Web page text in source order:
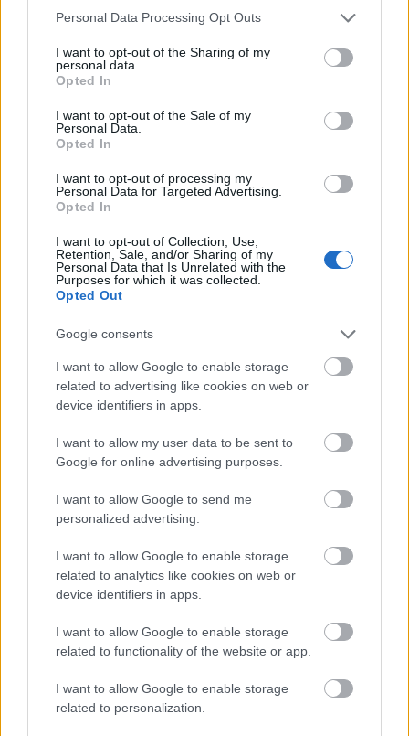
Please note that this website/app uses one or more Google
not limited to your visit or usage behaviour. You may click to
grant or deny consent to Google and its third-party tags to
use your data for below specified purposes in below Google
consent section.
Personal Data Processing Opt Outs
I want to opt-out of the Sharing of my
personal data.
Opted In
I want to opt-out of the Sale of my
Personal Data.
Opted In
I want to opt-out of processing my
Personal Data for Targeted Advertising.
Opted In
I want to opt-out of Collection, Use,
Retention, Sale, and/or Sharing of my
Personal Data that Is Unrelated with the
Purposes for which it was collected.
Opted Out
Google consents
I want to allow Google to enable storage
related to advertising like cookies on web or
device identifiers in apps.
I want to allow my user data to be sent to
Google for online advertising purposes.
I want to allow Google to send me
personalized advertising.
I want to allow Google to enable storage
related to analytics like cookies on web or
device identifiers in apps.
I want to allow Google to enable storage
related to functionality of the website or app.
I want to allow Google to enable storage
related to personalization.
FRISSÍTÉS: cikkünk publikálása után pár órával
feldolgozása!
FRISSÍTÉS 2: egy még jobb minőségű felvétel a
beszédről és a Radioehad-feldolgozásról!